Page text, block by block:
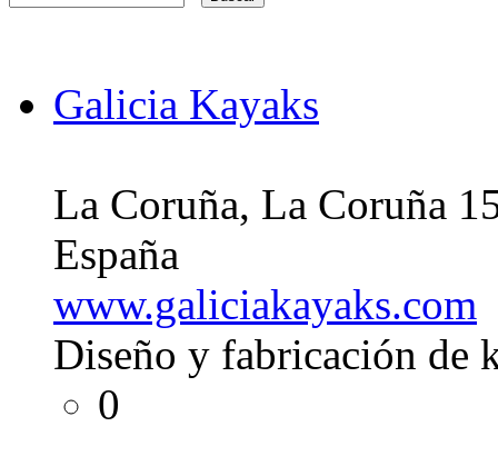
Galicia Kayaks
La Coruña, La Coruña
España
www.galiciakayaks.com
Diseño y fabricación de
0